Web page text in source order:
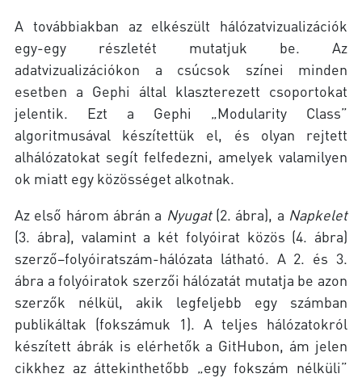
A továbbiakban az elkészült hálózatvizualizációk
egy-egy részletét mutatjuk be. Az
adatvizualizációkon a csúcsok színei minden
esetben a Gephi által klaszterezett csoportokat
jelentik. Ezt a Gephi „Modularity Class”
algoritmusával készítettük el, és olyan rejtett
alhálózatokat segít felfedezni, amelyek valamilyen
ok miatt egy közösséget alkotnak.
Az első három ábrán a Nyugat(2. ábra), a Napkelet
(3. ábra), valamint a két folyóirat közös (4. ábra)
szerző–folyóiratszám-hálózata látható. A 2. és 3.
ábra a folyóiratok szerzői hálózatát mutatja be azon
szerzők nélkül, akik legfeljebb egy számban
publikáltak (fokszámuk 1). A teljes hálózatokról
készített ábrák is elérhetők a GitHubon, ám jelen
cikkhez az áttekinthetőbb „egy fokszám nélküli”